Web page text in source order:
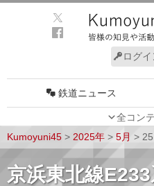
ログイ
全コン
鉄道ニュース
車両技術
ルール
Kumoyuni45 > 2025年 > 5月 >
京浜東北線